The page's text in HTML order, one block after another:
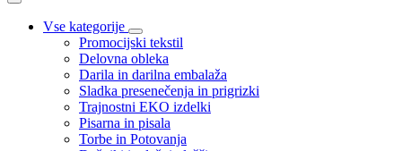
Vse kategorije
Promocijski tekstil
Delovna obleka
Darila in darilna embalaža
Sladka presenečenja in prigrizki
Trajnostni EKO izdelki
Pisarna in pisala
Torbe in Potovanja